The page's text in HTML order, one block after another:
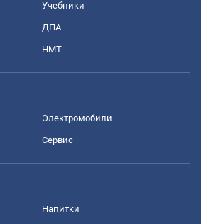
Учебники
ДПА
НМТ
Электромобили
Сервис
Напитки